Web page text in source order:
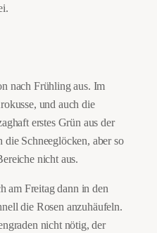
nach Frühling aus. Im
und auch die
erstes Grün aus der
Schneeglöcken, aber so
nicht aus.
am Freitag dann in den
die Rosen anzuhäufeln.
nicht nötig, der